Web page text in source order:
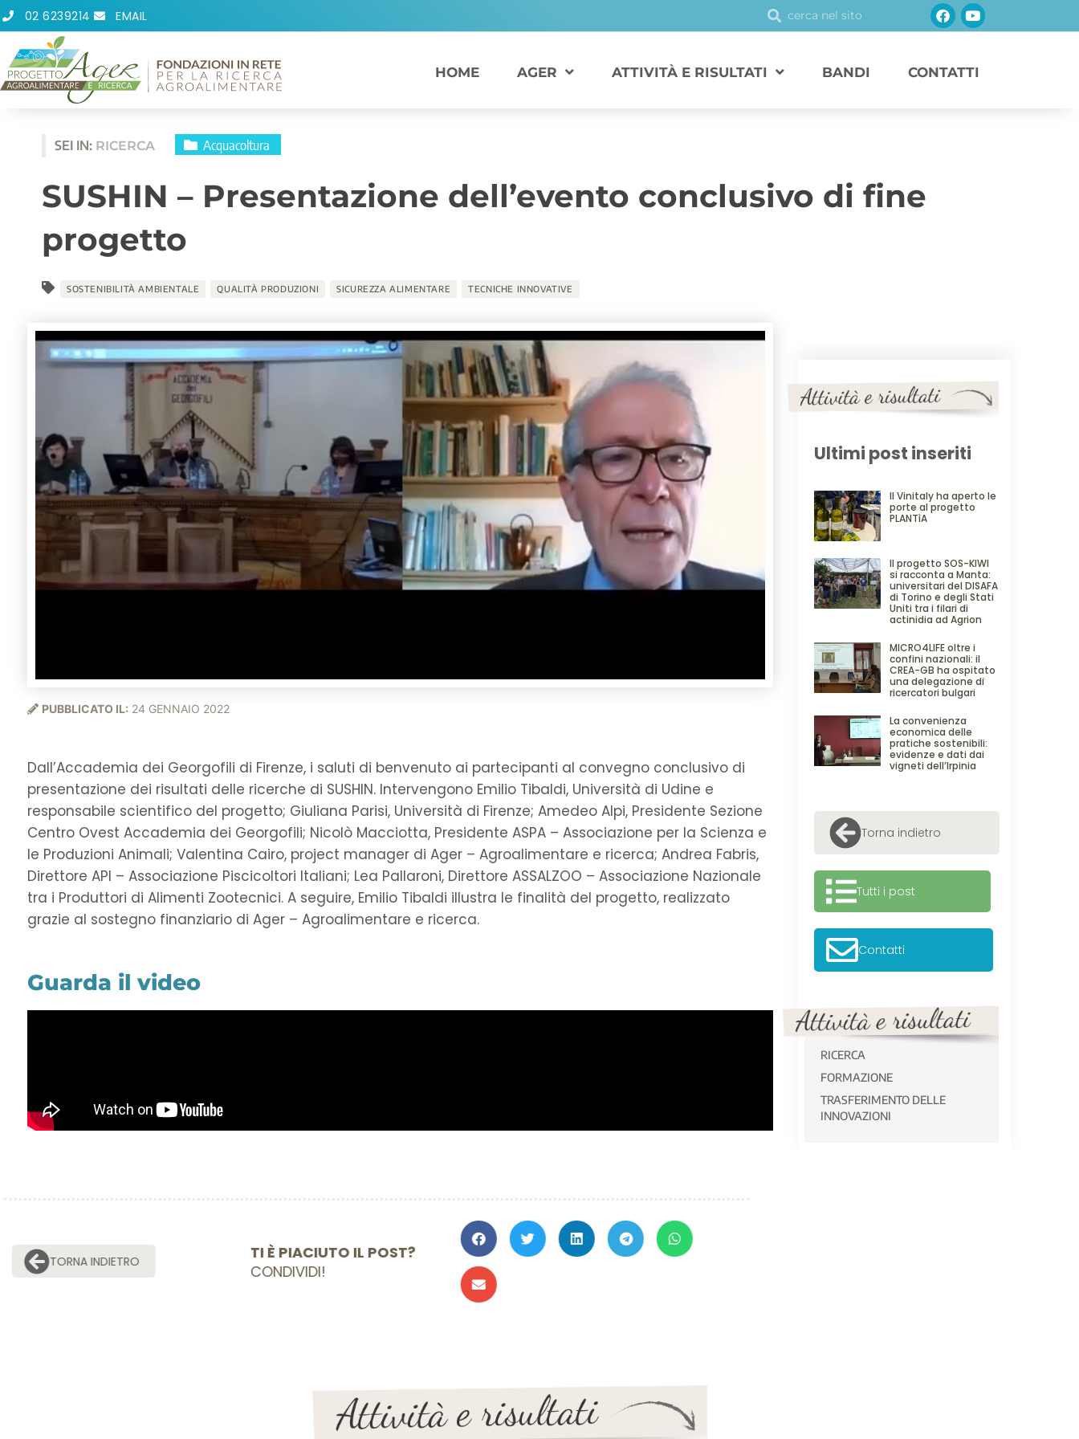
Vai
contenuto
02 6239214 EMAIL CercaCerca Facebook
Youtube
HOME AGER ATTIVITÀ E RISULTATI BANDI CONTATTI
SEI IN: RICERCA Acquacoltura
SUSHIN – Presentazione dell’evento conclusivo di fine
progetto
SOSTENIBILITÀ AMBIENTALE QUALITÀ PRODUZIONI SICUREZZA ALIMENTARE TECNICHE INNOVATIVE
PUBBLICATO IL: 24 GENNAIO 2022
Dall’Accademia dei Georgofili di Firenze, i saluti di benvenuto ai partecipanti al convegno conclusivo di
presentazione dei risultati delle ricerche di SUSHIN. Intervengono Emilio Tibaldi, Università di Udine e
responsabile scientifico del progetto; Giuliana Parisi, Università di Firenze; Amedeo Alpi, Presidente Sezione
Centro Ovest Accademia dei Georgofili; Nicolò Macciotta, Presidente ASPA – Associazione per la Scienza e
le Produzioni Animali; Valentina Cairo, project manager di Ager – Agroalimentare e ricerca; Andrea Fabris,
Direttore API – Associazione Piscicoltori Italiani; Lea Pallaroni, Direttore ASSALZOO – Associazione Nazionale
tra i Produttori di Alimenti Zootecnici. A seguire, Emilio Tibaldi illustra le finalità del progetto, realizzato
grazie al sostegno finanziario di Ager – Agroalimentare e ricerca.
Guarda il video
TORNA INDIETRO
TI È PIACIUTO IL POST?
CONDIVIDI!
Ultimi post inseriti
Il Vinitaly ha aperto le
porte al progetto
PLANTìA
Il progetto SOS-KIWI
si racconta a Manta:
universitari del DISAFA
di Torino e degli Stati
Uniti tra i filari di
actinidia ad Agrion
MICRO4LIFE oltre i
confini nazionali: il
CREA-GB ha ospitato
una delegazione di
ricercatori bulgari
La convenienza
economica delle
pratiche sostenibili:
evidenze e dati dai
vigneti dell’Irpinia
Torna indietro
Tutti i post
Contatti
RICERCA
FORMAZIONE
TRASFERIMENTO DELLE
INNOVAZIONI